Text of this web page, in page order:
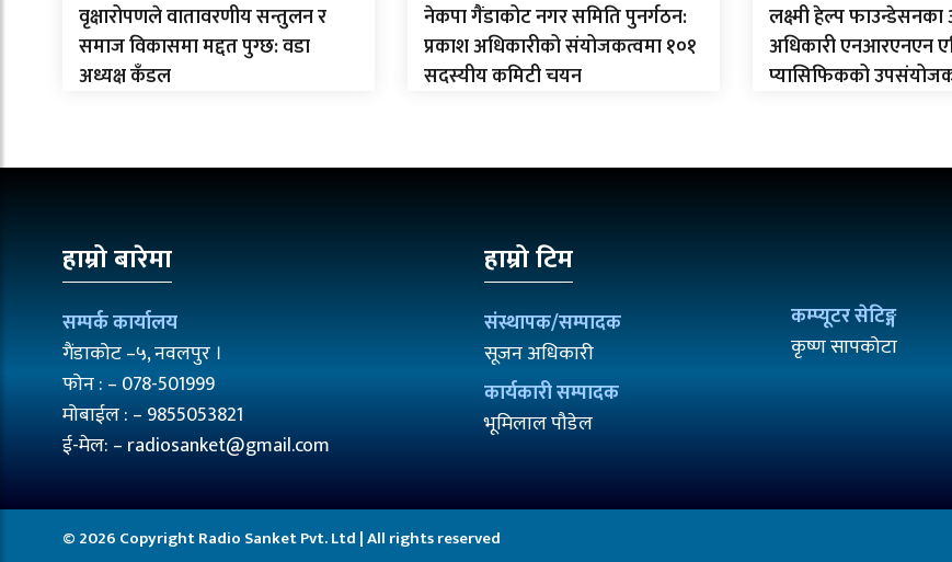
वृक्षारोपणले वातावरणीय सन्तुलन र
समाज विकासमा मद्दत पुग्छ: वडा
अध्यक्ष कँडल
नेकपा गैंडाकोट नगर समिति पुनर्गठन:
प्रकाश अधिकारीको संयोजकत्वमा १०१
सदस्यीय कमिटी चयन
लक्ष्मी हेल्प फाउन्डेसनका
अधिकारी एनआरएनएन
प्यासिफिकको
हाम्रो बारेमा
सम्पर्क कार्यालय
गैंडाकोट –५, नवलपुर ।
फोन : – 078-501999
मोबाईल : – 9855053821
ई-मेल: – radiosanket@gmail.com
हाम्रो टिम
संस्थापक/सम्पादक
सूजन अधिकारी
कार्यकारी सम्पादक
भूमिलाल पौडेल
कम्प्यूटर सेटिङ्ग
कृष्ण सापकोटा
© 2026 Copyright Radio Sanket Pvt. Ltd | All rights reserved